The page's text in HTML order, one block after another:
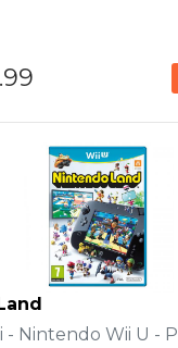
- Nintendo Wii U -